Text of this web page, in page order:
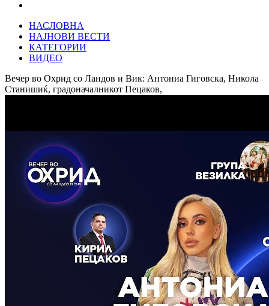
НАСЛОВНА
НАЈНОВИ ВЕСТИ
КАТЕГОРИИ
ВИДЕО
Вечер во Охрид со Ландов и Вик: Антониа Гиговска, Никола
Станишиќ, градоначалникот Пецаков,